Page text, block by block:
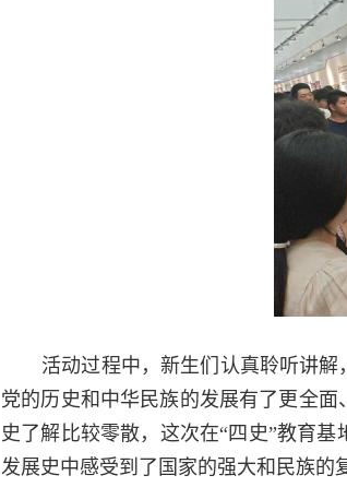
活动过程中，新生们认真聆听讲
党的历史和中华民族的发展有了更全
史了解比较零散，这次在“四史”教育
发展史中感受到了国家的强大和民族的